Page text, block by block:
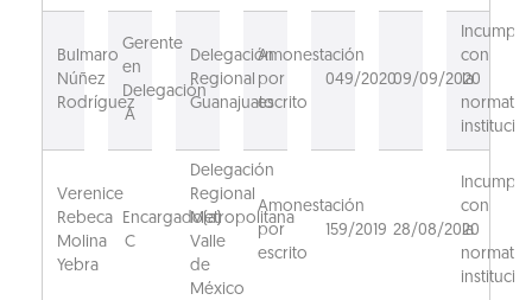
Bulmaro
Núñez
Rodríguez
Gerente
en
Delegación
A
Delegación
Regional
Guanajuato
Amonestación
por
escrito
049/202009/09/2020
con
la
Verenice
Rebeca
Molina
Yebra
Encargado(a)
C
Delegación
Regional
Metropolitana
Valle
de
México
Amonestación
por
escrito
159/2019 28/08/2020
con
la